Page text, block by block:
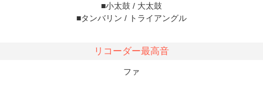
■小太鼓 / 大太鼓
■タンバリン / トライアングル
リコーダー最高音
ファ